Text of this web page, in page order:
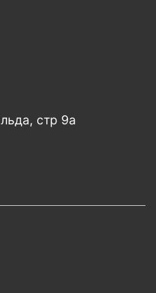
стр 9а